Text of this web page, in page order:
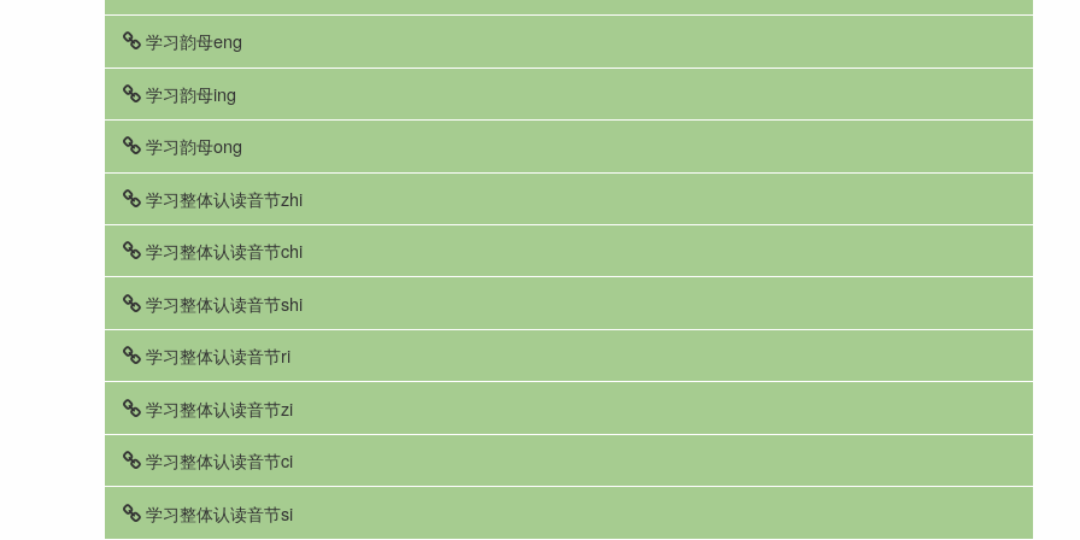
学习韵母eng
学习韵母ing
学习韵母ong
学习整体认读音节zhi
学习整体认读音节chi
学习整体认读音节shi
学习整体认读音节ri
学习整体认读音节zi
学习整体认读音节ci
学习整体认读音节si